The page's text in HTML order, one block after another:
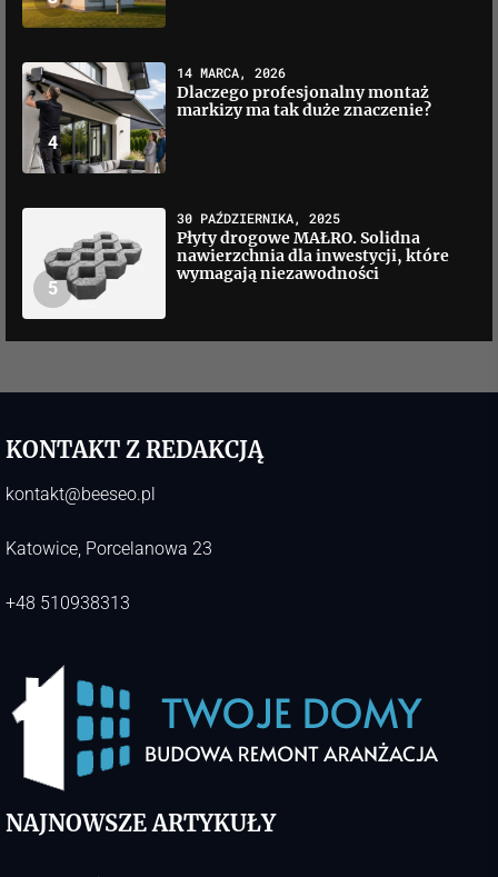
4
14 MARCA, 2026
Dlaczego profesjonalny montaż
markizy ma tak duże znaczenie?
5
30 PAŹDZIERNIKA, 2025
Płyty drogowe MAŁRO. Solidna
nawierzchnia dla inwestycji, które
wymagają niezawodności
KONTAKT Z REDAKCJĄ
kontakt@beeseo.pl
Katowice, Porcelanowa 23
+48 510938313
NAJNOWSZE ARTYKUŁY